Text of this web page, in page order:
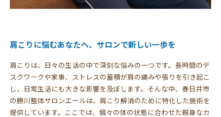
肩こりに悩むあなたへ、サロンで新しい一歩を
肩こりは、日々の生活の中で深刻な悩みの一つです。長時間のデ
スクワークや家事、ストレスの蓄積が肩の痛みや張りを引き起こ
し、日常生活にも大きな影響を及ぼします。そんな中、春日井市
の勝川整体サロンエールは、肩こり解消のために特化した施術を
提供しています。ここでは、個々の体の状態に合わせた親身なカ